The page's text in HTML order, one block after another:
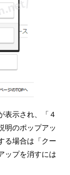
表示され、「４
明のポップアッ
る場合は「クー
ップを消すには